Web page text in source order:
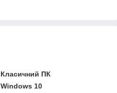
Класичний ПК
Windows 10